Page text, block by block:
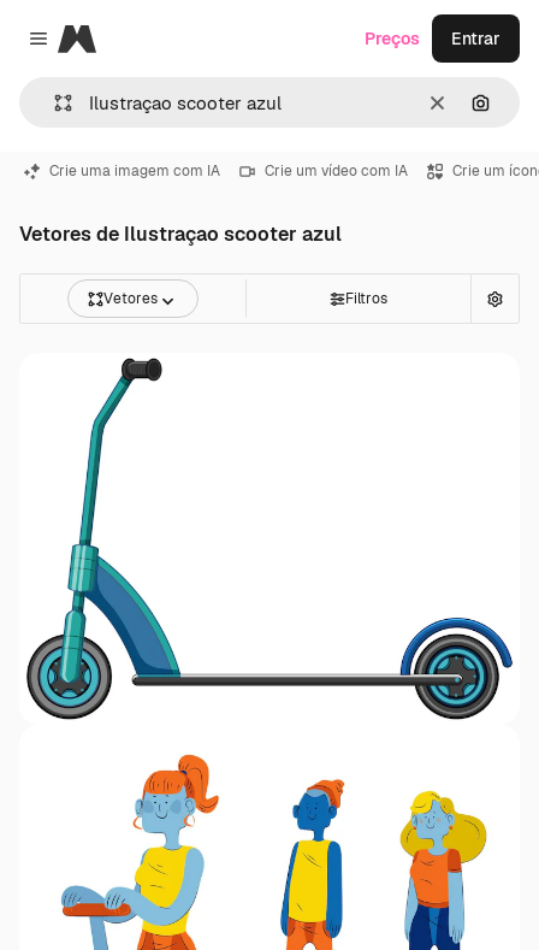
Close menu
Magnific
Limpar
Preços Entrar
Crie uma imagem com IA Crie um vídeo com IA Crie um
Vetores de Ilustraçao scooter azul
Vetores Filtros